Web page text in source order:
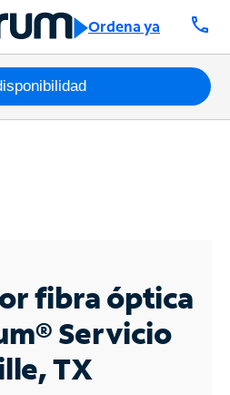
Ordena ya call
fibra óptica
Servicio
TX